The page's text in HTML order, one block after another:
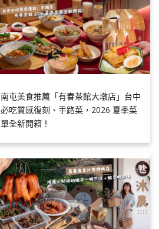
南屯美食推薦「有春茶館大墩店」台中
必吃質感復刻、手路菜，2026 夏季菜
單全新開箱！